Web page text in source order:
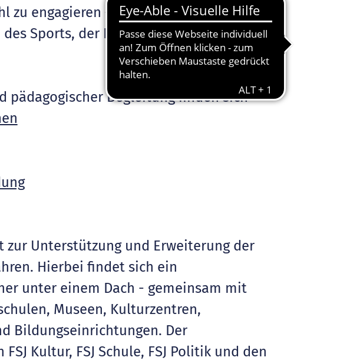
zu engagieren – im sozialen,
Sports, der Integration sowie im
pädagogischer Begleitung finden sich
Unterstützung und Erweiterung der
Hierbei findet sich ein
unter einem Dach - gemeinsam mit
Museen, Kulturzentren,
Bildungseinrichtungen. Der
Kultur, FSJ Schule, FSJ Politik und den